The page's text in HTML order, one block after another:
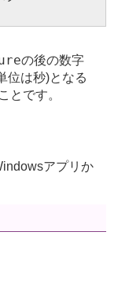
の後の数字
位は秒)となる
とです。
アプリか